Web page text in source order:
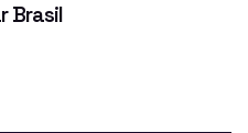
Brasil